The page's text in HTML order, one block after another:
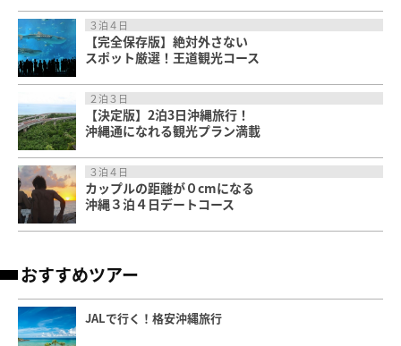
３泊４日
【完全保存版】絶対外さない
スポット厳選！王道観光コース
２泊３日
【決定版】2泊3日沖縄旅行！
沖縄通になれる観光プラン満載
３泊４日
カップルの距離が０cmになる
沖縄３泊４日デートコース
おすすめツアー
JALで行く！格安沖縄旅行